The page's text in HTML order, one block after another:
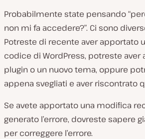
Probabilmente state pensando
non mi fa accedere?”. Ci sono
Potreste di recente aver apportato
codice di WordPress, potreste aver
plugin o un nuovo tema, oppure
appena svegliati e aver riscontrato
Se avete apportato una modifica
generato l’errore, dovreste sapere
per correggere l’errore.